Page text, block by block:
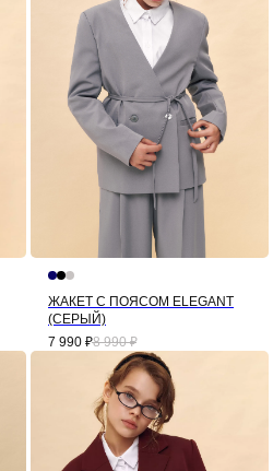
ЖАКЕТ С ПОЯСОМ ELEGANT
(СЕРЫЙ)
7 990 ₽8 990 ₽